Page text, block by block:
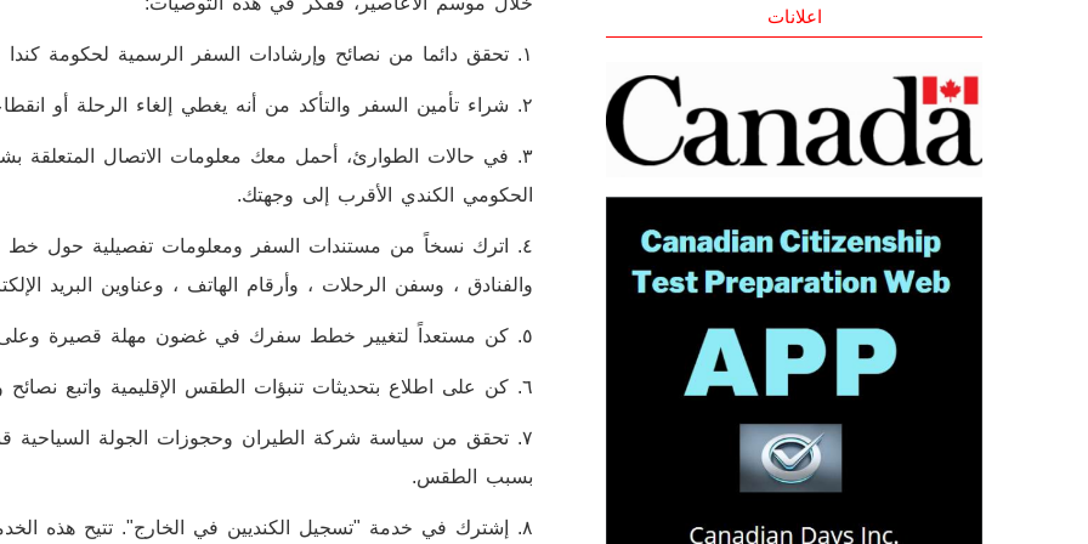
١. تحقق دائما من نصائح وإرشادات السفر الرسمية لحكومة كندا للحصول على أحدث المعلومات حول وجهتك.
٢. شراء تأمين السفر والتأكد من أنه يغطي إلغاء الرحلة أو انقطاعها في حال حدوث إعصار.
٣. في حالات الطوارئ، أحمل معك معلومات الاتصال المتعلقة
الحكومي الكندي الأقرب إلى وجهتك.
٤. اترك نسخاً من مستندات السفر ومعلومات تفصيلية حول خط
والفنادق ، وسفن الرحلات ، وأرقام الهاتف ، وعناوين البريد
٥. كن مستعداً لتغيير خطط سفرك في غضون مهلة قصيرة وعلى نفقتك الخاصة.
٦. كن على اطلاع بتحديثات تنبؤات الطقس الإقليمية واتبع نصائح وتعليمات السلطات المحلية.
٧. تحقق من سياسة شركة الطيران وحجوزات الجولة السياحية
بسبب الطقس.
٨. إشترك في خدمة "تسجيل الكنديين في الخارج". تتيح هذه
اعلانات